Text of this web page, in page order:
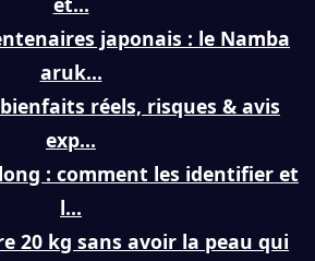
japonais : le Namba
aruk...
réels, risques & avis
exp...
: comment les identifier et
l...
20 kg sans avoir la peau qui